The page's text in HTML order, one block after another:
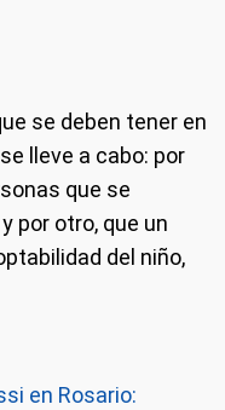
se deben tener en
lleve a cabo: por
que se
por otro, que un
del niño,
en Rosario: